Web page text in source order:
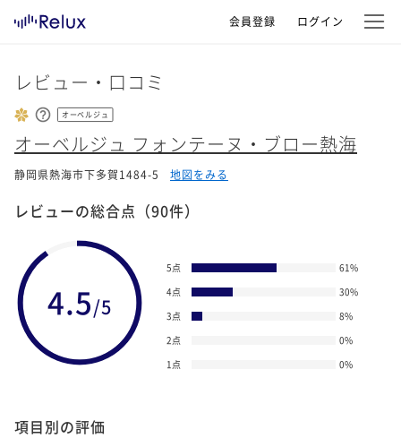
会員登録 ログイン
レビュー・口コミ
オーベルジュ
オーベルジュ フォンテーヌ・ブロー熱海
静岡県熱海市下多賀1484-5 地図をみる
レビューの総合点 （90件）
4.5/5
5点 61%
4点
30%
3点
8%
2点
0%
1点
0%
項目別の評価